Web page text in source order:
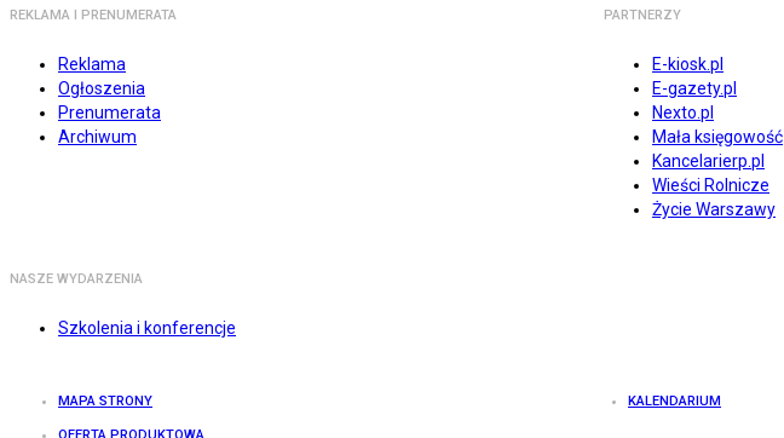
REKLAMA I PRENUMERATA
Reklama
Ogłoszenia
Prenumerata
Archiwum
PARTNERZY
E-kiosk.pl
E-gazety.pl
Nexto.pl
Mała księgowość
Kancelarierp.pl
Wieści Rolnicze
Życie Warszawy
NASZE WYDARZENIA
Szkolenia i konferencje
MAPA STRONY KALENDARIUM